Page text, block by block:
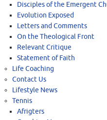
Disciples of the Emergent
Evolution Exposed
Letters and Comments
On the Theological Front
Relevant Critique
Statement of Faith
Life Coaching
Contact Us
Lifestyle News
Tennis
Afrigters